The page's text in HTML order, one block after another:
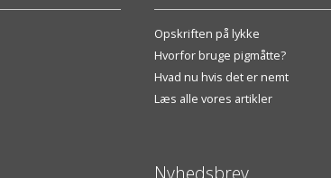
Opskriften på lykke
Hvorfor bruge pigmåtte?
Hvad nu hvis det er nemt
Læs alle vores artikler
Nyhedsbrev